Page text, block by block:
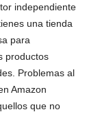
independiente
una tienda
para
productos
Problemas al
Amazon
que no